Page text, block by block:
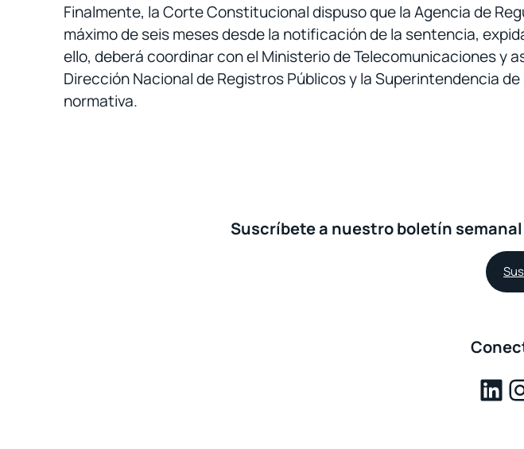
Finalmente, la Corte Constitucional dispuso que la Agencia de
máximo de seis meses desde la notificación de la sentencia,
ello, deberá coordinar con el Ministerio de Telecomunicaciones y
Dirección Nacional de Registros Públicos y la Superintendencia
normativa.
Suscríbete a nuestro boletín